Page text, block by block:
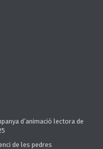
d’animació lectora de
de les pedres